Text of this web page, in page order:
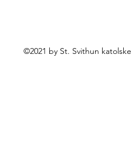
©2021 by St. Svithun